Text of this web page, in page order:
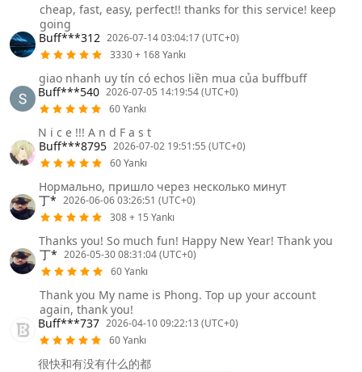
cheap, fast, easy, perfect!! thanks for this service! keep
going
Buff***312 2026-07-14 03:04:17 (UTC+0)
3330 + 168 Yankı
giao nhanh uy tín có echos liền mua của buffbuff
Buff***540 2026-07-05 14:19:54 (UTC+0)
60 Yankı
N i c e !!! A n d F a s t
Buff***8795 2026-07-02 19:51:55 (UTC+0)
60 Yankı
Нормально, пришло через несколько минут
丁* 2026-06-06 03:26:51 (UTC+0)
308 + 15 Yankı
Thanks you! So much fun! Happy New Year! Thank you
丁* 2026-05-30 08:31:04 (UTC+0)
60 Yankı
Thank you My name is Phong. Top up your account
again, thank you!
Buff***737 2026-04-10 09:22:13 (UTC+0)
60 Yankı
很快和有没有什么的都